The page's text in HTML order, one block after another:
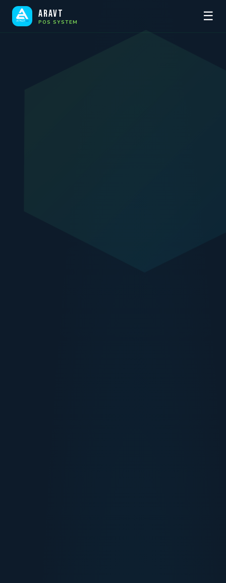
ARAVT
POS SYSTEM ☰